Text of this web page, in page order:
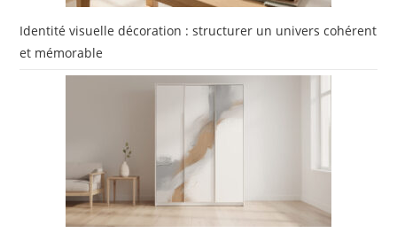
Identité visuelle décoration : structurer un univers cohérent
et mémorable